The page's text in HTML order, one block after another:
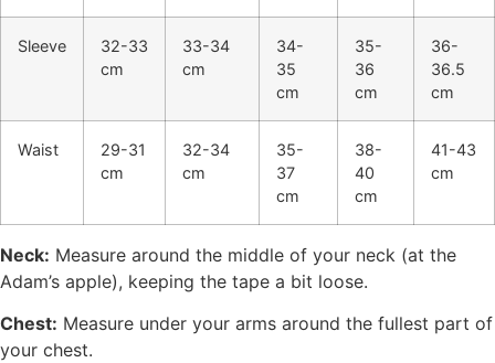
Sleeve
32-33
cm
33-34
cm
34-
35
cm
35-
36
cm
36-
36.5
cm
Waist
29-31
cm
32-34
cm
35-
37
cm
38-
40
cm
41-43
cm
Neck: Measure around the middle of your neck (at the
Adam’s apple), keeping the tape a bit loose.
Chest: Measure under your arms around the fullest part of
your chest.